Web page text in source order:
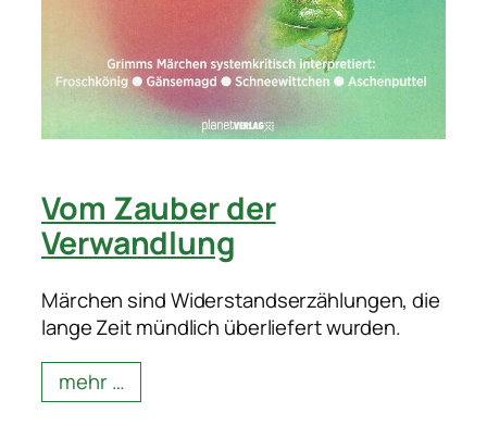
Vom Zauber der
Verwandlung
Märchen sind Widerstandserzählungen, die
lange Zeit mündlich überliefert wurden.
mehr …